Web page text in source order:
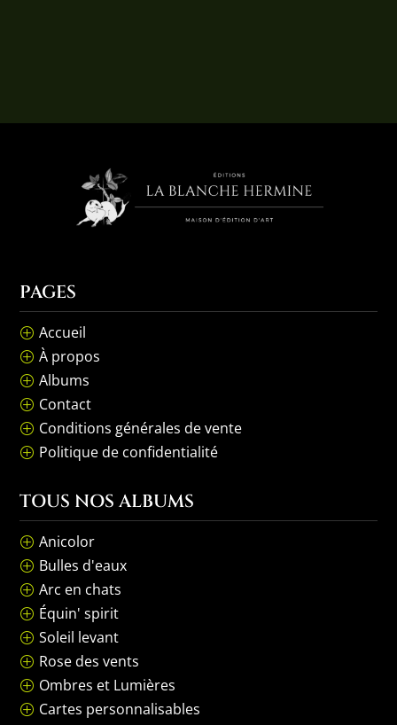
PAGES
P Accueil
P À propos
P Albums
P Contact
P Conditions générales de vente
P Politique de confidentialité
TOUS NOS ALBUMS
P Anicolor
P Bulles d'eaux
P Arc en chats
P Équin' spirit
P Soleil levant
P Rose des vents
P Ombres et Lumières
P Cartes personnalisables